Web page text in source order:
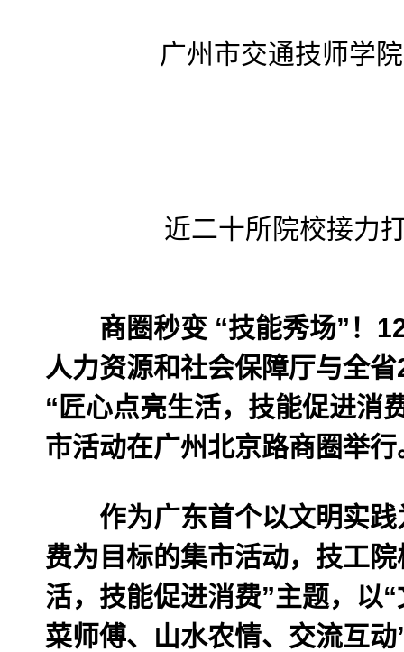
广州市交通技师学
近二十所院校接力
商圈秒变 “技能秀场”！12
人力资源和社会保障厅与全
“匠心点亮生活，技能促进消
市活动在广州北京路商圈举行
作为广东首个以文明实践
费为目标的集市活动，技工
活，技能促进消费”主题，以
菜师傅、山水农情、交流互